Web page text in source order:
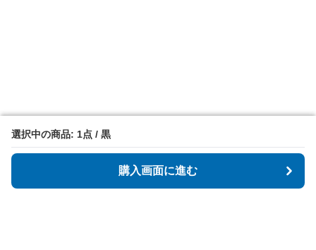
選択中の商品: 1点 / 黒
購入画面に進む
選択中の商品: 1点 / 黒
購入画面に進む